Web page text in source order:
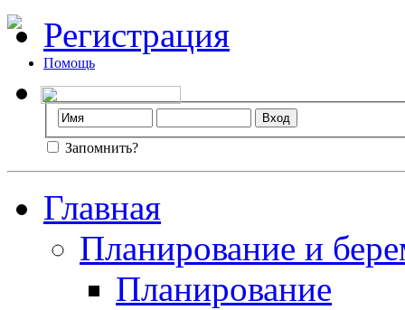
Регистрация
Помощь
Запомнить?
Главная
Планирование и
Планирование